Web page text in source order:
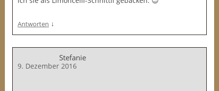
Antworten ↓
Stefanie
9. Dezember 2016